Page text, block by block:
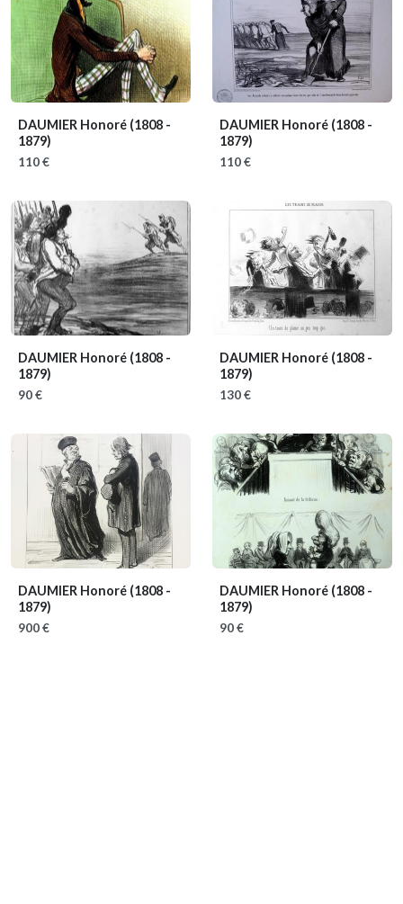
DAUMIER Honoré (1808 -
1879)
110 €
DAUMIER Honoré (1808 -
1879)
110 €
DAUMIER Honoré (1808 -
1879)
90 €
DAUMIER Honoré (1808 -
1879)
130 €
DAUMIER Honoré (1808 -
1879)
900 €
DAUMIER Honoré (1808 -
1879)
90 €